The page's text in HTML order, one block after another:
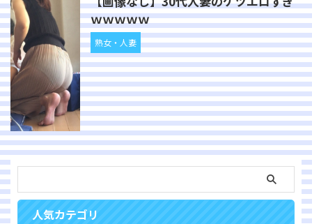
ｗｗｗｗｗ
熟女・人妻
人気カテゴリ